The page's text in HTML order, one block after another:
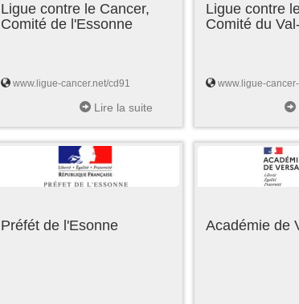
Ligue contre le Cancer,
Comité de l'Essonne
www.ligue-cancer.net/cd91
Lire la suite
Ligue contre
Comité du
www.ligue-
Préfét de l'Esonne Académie de